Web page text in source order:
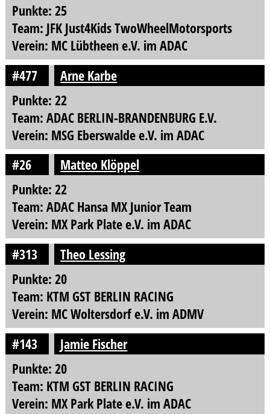
Punkte: 25
Team: JFK Just4Kids TwoWheelMotorsports
Verein: MC Lübtheen e.V. im ADAC
#477
Arne Karbe
Punkte: 22
Team: ADAC BERLIN-BRANDENBURG E.V.
Verein: MSG Eberswalde e.V. im ADAC
#26
Matteo Klöppel
Punkte: 22
Team: ADAC Hansa MX Junior Team
Verein: MX Park Plate e.V. im ADAC
#313
Theo Lessing
Punkte: 20
Team: KTM GST BERLIN RACING
Verein: MC Woltersdorf e.V. im ADMV
#143
Jamie Fischer
Punkte: 20
Team: KTM GST BERLIN RACING
Verein: MX Park Plate e.V. im ADAC